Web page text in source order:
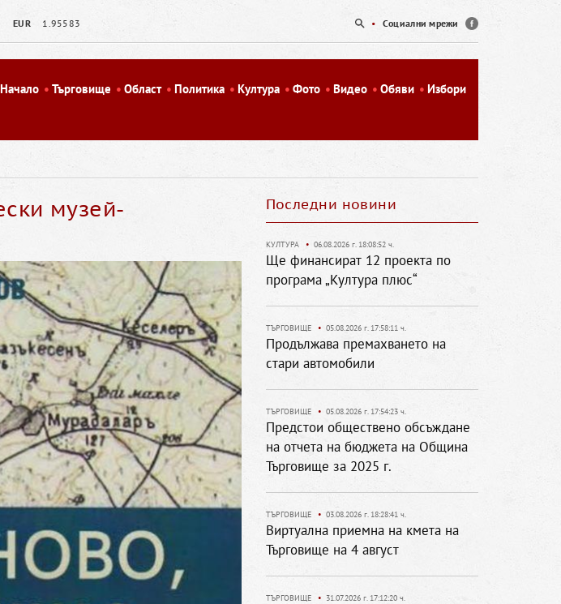
EUR 1.95583 • Социални мрежи
Начало Търговище Област Политика Култура Фото Видео Обяви Избори
музей-
Последни новини
КУЛТУРА • 06.08.2026 г. 18:08:52 ч.
Ще финансират 12 проекта по
програма „Култура плюс“
ТЪРГОВИЩЕ • 05.08.2026 г. 17:58:11 ч.
Продължава премахването на
стари автомобили
ТЪРГОВИЩЕ • 05.08.2026 г. 17:54:23 ч.
Предстои обществено обсъждане
на отчета на бюджета на Община
Търговище за 2025 г.
ТЪРГОВИЩЕ • 03.08.2026 г. 18:28:41 ч.
Виртуална приемна на кмета на
Търговище на 4 август
ТЪРГОВИЩЕ • 31.07.2026 г. 17:12:20 ч.